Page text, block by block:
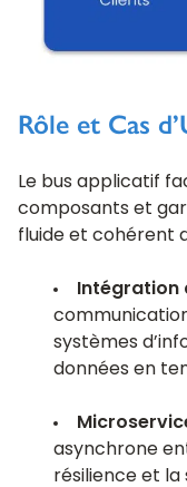
Rôle et Cas
Le bus applicatif
composants et
fluide et cohérent
Intégration
systèmes
données en
asynchrone
résilience et la